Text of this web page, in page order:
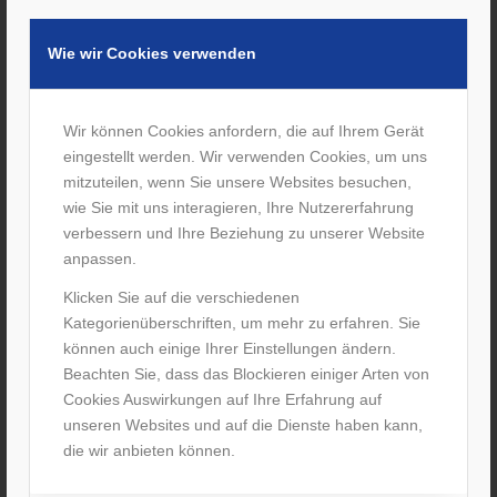
Wie wir Cookies verwenden
Wir können Cookies anfordern, die auf Ihrem Gerät
eingestellt werden. Wir verwenden Cookies, um uns
mitzuteilen, wenn Sie unsere Websites besuchen,
wie Sie mit uns interagieren, Ihre Nutzererfahrung
verbessern und Ihre Beziehung zu unserer Website
anpassen.
Klicken Sie auf die verschiedenen
Kategorienüberschriften, um mehr zu erfahren. Sie
können auch einige Ihrer Einstellungen ändern.
Beachten Sie, dass das Blockieren einiger Arten von
Cookies Auswirkungen auf Ihre Erfahrung auf
unseren Websites und auf die Dienste haben kann,
die wir anbieten können.
5. Hindernisse meistern
Nutzen Sie die Ankipphilfe – niemals mit Schwung
drüberheben.
7. Im Freien gut vorbereitet
Nutzen Sie reflektierende Elemente und gute Beleuchtung.
gesehen.
8. Richtig beladen
Vermeiden Sie schwere Taschen an den Griffen.
Nutzen Sie stattdessen den Korb oder eine Rollatortasche –
das sorgt für Stabilität.